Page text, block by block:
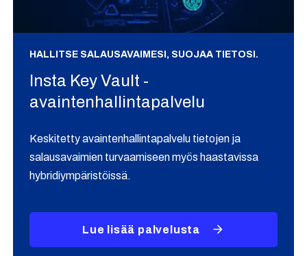
HALLITSE SALAUSAVAIMESI, SUOJAA TIETOSI.
Insta Key Vault -
avaintenhallintapalvelu
Keskitetty avaintenhallintapalvelu tietojen ja
salausavaimien turvaamiseen myös haastavissa
hybridiympäristöissä.
Lue lisää palvelusta